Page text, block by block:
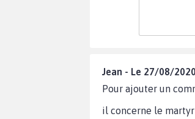
Jean - Le 27/08/
Pour ajouter un
il concerne le